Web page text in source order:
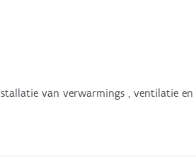
van verwarmings , ventilatie en